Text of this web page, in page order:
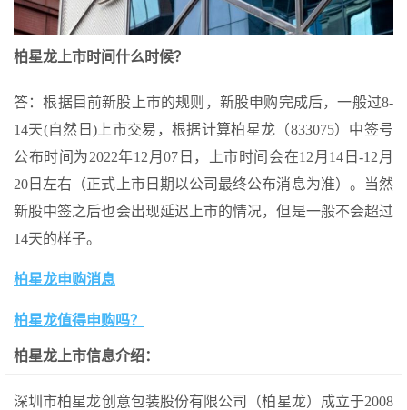
柏星龙上市时间什么时候？
答：根据目前新股上市的规则，新股申购完成后，一般过8-
14天(自然日)上市交易，根据计算柏星龙（833075）中签号
公布时间为2022年12月07日，上市时间会在12月14日-12月
20日左右（正式上市日期以公司最终公布消息为准）。当然
新股中签之后也会出现延迟上市的情况，但是一般不会超过
14天的样子。
柏星龙申购消息
柏星龙值得申购吗？
柏星龙上市信息介绍：
深圳市柏星龙创意包装股份有限公司（柏星龙）成立于2008